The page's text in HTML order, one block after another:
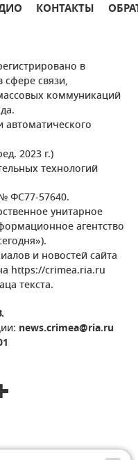
КОНТАКТЫ
в
связи,
коммуникаций
автоматического
2023 г.)
технологий
ФС77-57640.
унитарное
агентство
и новостей сайта
https://crimea.ria.ru
текста.
news.crimea@ria.ru